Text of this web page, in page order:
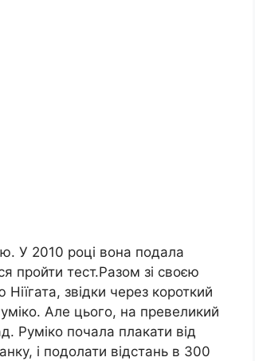
У 2010 році вона подала
пройти тест.Разом зі своєю
звідки через короткий
Але цього, на превеликий
Руміко почала плакати від
і подолати відстань в 300